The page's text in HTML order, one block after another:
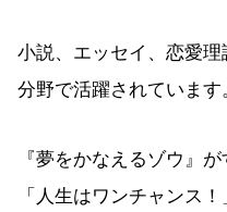
小説、エッセイ、恋愛
分野で活躍されています
『夢をかなえるゾウ』
「人生はワンチャンス